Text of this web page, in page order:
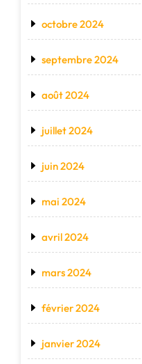
octobre 2024
septembre 2024
août 2024
juillet 2024
juin 2024
mai 2024
avril 2024
mars 2024
février 2024
janvier 2024